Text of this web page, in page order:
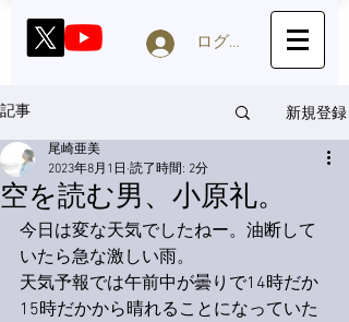
ログイン
記事 新規登録
空を読む男、小原礼。
尾崎亜美
2023年8月1日 読了時間: 2分
今日は変な天気でしたねー。油断して
いたら急な激しい雨。
天気予報では午前中が曇りで14時だか
15時だかから晴れることになっていた